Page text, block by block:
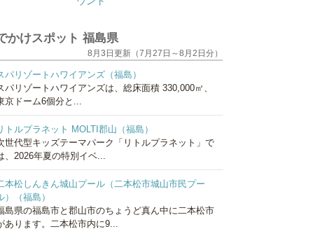
かけスポット 福島県
8月3日更新（7月27日～8月2日分）
パリゾートハワイアンズ（福島）
パリゾートハワイアンズは、総床面積 330,000㎡、
京ドーム6個分と...
トルプラネット MOLTI郡山（福島）
世代型キッズテーマパーク「リトルプラネット」で
、2026年夏の特別イベ...
本松しんきん城山プール（二本松市城山市民プー
）（福島）
島県の福島市と郡山市のちょうど真ん中に二本松市
あります。二本松市内に9...